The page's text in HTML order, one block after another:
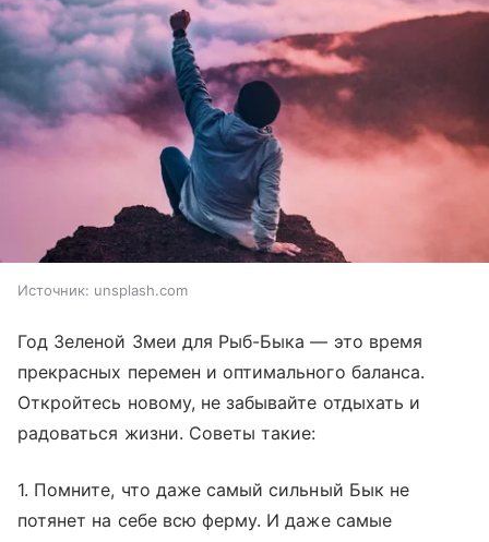
Источник: ​unsplash.com
Год Зеленой Змеи для Рыб-Быка — это время
прекрасных перемен и оптимального баланса.
Откройтесь новому, не забывайте отдыхать и
радоваться жизни. Советы такие:
1. Помните, что даже самый сильный Бык не
потянет на себе всю ферму. И даже самые